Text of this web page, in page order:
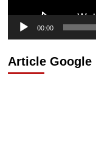
00:00
Article Google